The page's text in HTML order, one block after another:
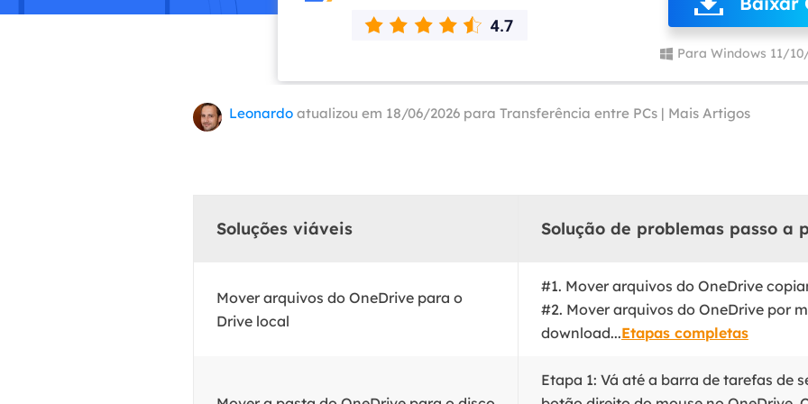
Recuperação de e-mail do Outlook
Tutorial
Recuperação
Implantação
Para Windows 11/
Leonardo atualizou em 18/06/2026 para Transferência entre PCs | Mais Artigos
Soluções viáveis Solução de problemas passo a
Mover arquivos do OneDrive para o
Drive local
#1. Mover arquivos do OneDrive
#2. Mover arquivos do OneDrive por
download...Etapas completas
Etapa 1: Vá até a barra de tarefas de